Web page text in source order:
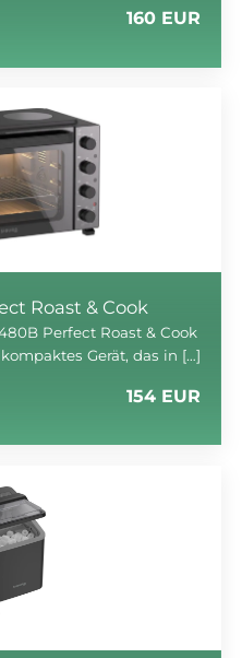
160 EUR
Roast & Cook
Perfect Roast & Cook
Gerät, das in […]
154 EUR